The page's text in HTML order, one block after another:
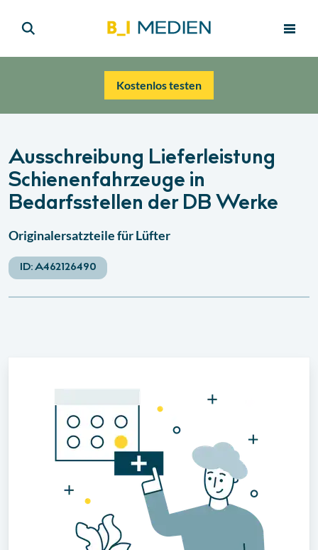
Kostenlos testen
Ausschreibung Lieferleistung
Schienenfahrzeuge in
Bedarfsstellen der DB Werke
Originalersatzteile für Lüfter
ID:A462126490